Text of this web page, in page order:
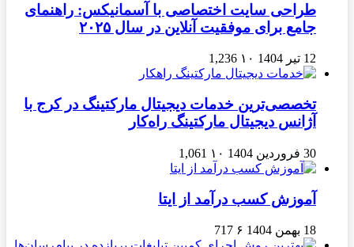
طراحی سایت اختصاصی با آسمانیکس: راهنمای
جامع برای موفقیت آنلاین در سال ۲۰۲۵
12 تیر 1404 ۱۰ 1,236
تخصصی‌ترین خدمات دیجیتال مارکتینگ در کرج با
آژانس دیجیتال مارکتینگ راه‌کار
30 فروردین 1404 ۱۰ 1,061
آموزش کسب درآمد از ایتا
18 بهمن 1404 ۶ 717